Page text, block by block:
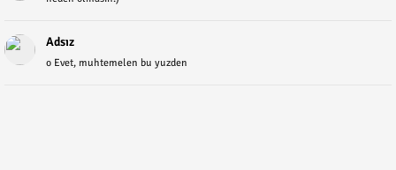
Adsız
o Evet, muhtemelen bu yuzden